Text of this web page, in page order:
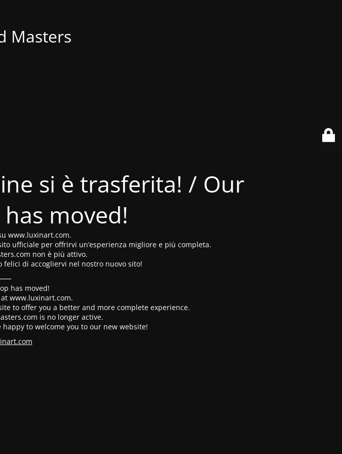
Masters
si è trasferita! / Our
moved!
www.luxinart.com.
ufficiale per offrirvi un’esperienza migliore e più completa.
non è più attivo.
felici di accogliervi nel nostro nuovo sito!
has moved!
www.luxinart.com.
to offer you a better and more complete experience.
is no longer active.
to welcome you to our new website!